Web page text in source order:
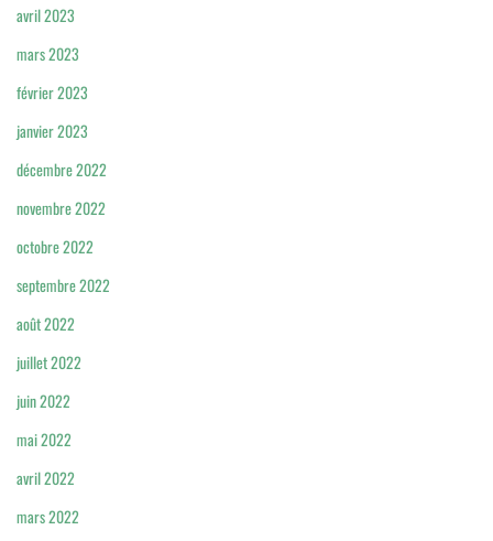
avril 2023
mars 2023
février 2023
janvier 2023
décembre 2022
novembre 2022
octobre 2022
septembre 2022
août 2022
juillet 2022
juin 2022
mai 2022
avril 2022
mars 2022